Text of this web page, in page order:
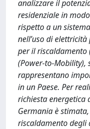
analizzare il
residenziale in
rispetto a un
nell’uso di
per il riscaldamento
(Power-to-Mobility),
rappresentano
in un Paese. Per
richiesta energetica
Germania è
riscaldamento degli